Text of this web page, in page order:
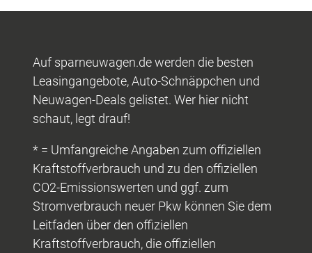
Auf sparneuwagen.de werden die besten
Leasingangebote, Auto-Schnäppchen und
Neuwagen-Deals gelistet. Wer hier nicht
schaut, legt drauf!
* = Umfangreiche Angaben zum offiziellen
Kraftstoffverbrauch und zu den offiziellen
CO2-Emissionswerten und ggf. zum
Stromverbrauch neuer Pkw können Sie dem
Leitfaden über den offiziellen
Kraftstoffverbrauch, die offiziellen